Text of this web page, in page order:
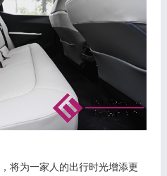
，将为一家人的出行时光增添更